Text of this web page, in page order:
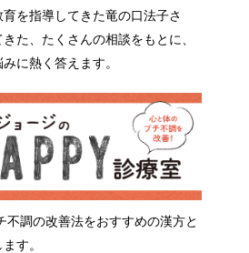
を指導してきた竜の口法子さ
た、たくさんの相談をもとに、
に熱く答えます。
不調の改善法をおすすめの漢方と
す。